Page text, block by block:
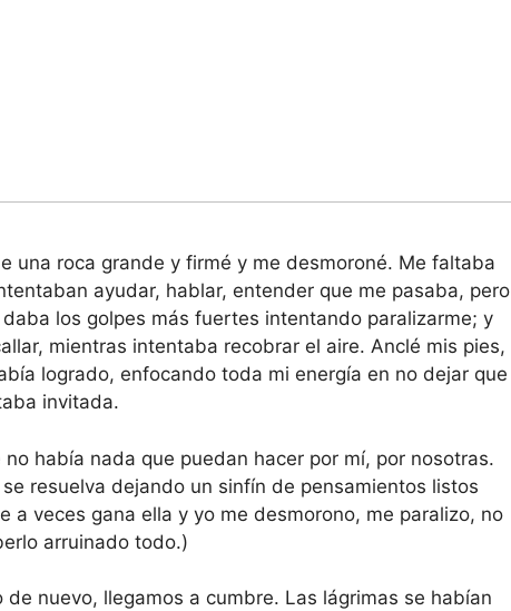
una roca grande y firmé y me desmoroné. Me faltaba
ayudar, hablar, entender que me pasaba, pero
los golpes más fuertes intentando paralizarme; y
mientras intentaba recobrar el aire. Anclé mis pies,
logrado, enfocando toda mi energía en no dejar que
invitada.
había nada que puedan hacer por mí, por nosotras.
resuelva dejando un sinfín de pensamientos listos
veces gana ella y yo me desmorono, me paralizo, no
arruinado todo.)
nuevo, llegamos a cumbre. Las lágrimas se habían